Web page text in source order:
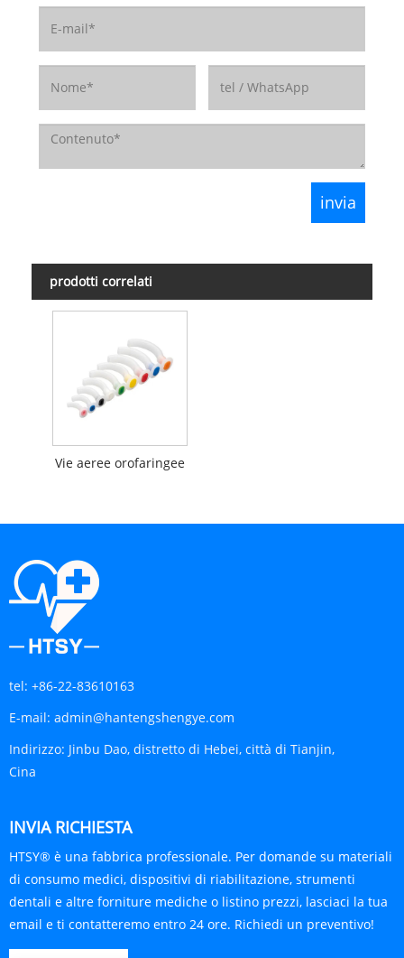
prodotti correlati
Vie aeree orofaringee
tel: +86-22-83610163
E-mail: admin@hantengshengye.com
Indirizzo: Jinbu Dao, distretto di Hebei, città di Tianjin,
Cina
INVIA RICHIESTA
HTSY® è una fabbrica professionale. Per domande su materiali
di consumo medici, dispositivi di riabilitazione, strumenti
dentali e altre forniture mediche o listino prezzi, lasciaci la tua
email e ti contatteremo entro 24 ore. Richiedi un preventivo!